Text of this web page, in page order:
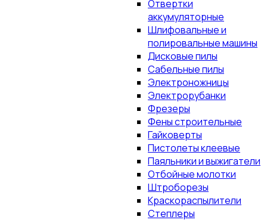
Отвертки
аккумуляторные
Шлифовальные и
полировальные машины
Дисковые пилы
Сабельные пилы
Электроножницы
Электрорубанки
Фрезеры
Фены строительные
Гайковерты
Пистолеты клеевые
Паяльники и выжигатели
Отбойные молотки
Штроборезы
Краскораспылители
Степлеры